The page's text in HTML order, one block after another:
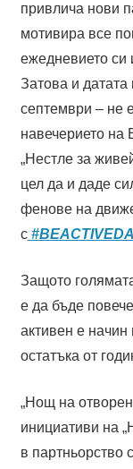
привлича нови
мотивира все
ежедневието си
Затова и датата
септември – не
навечерието на
„Нестле за
цел да и даде
фенове на
с
Защото
е да бъде
активен е начин
остатъка от
„Нощ на
инициативи на
в партньорство